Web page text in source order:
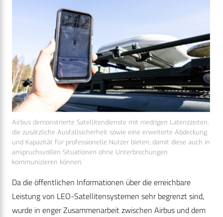
Airbus demonstrierte Satellitendienste mit niedrigen Latenzzeiten,
die zusätzliche Ausfallsicherheit sowie eine erweiterte Abdeckung
und Kapazität für professionelle Nutzer bieten, damit diese auch in
anspruchsvollen Situationen ohne Unterbrechungen
kommunizieren können.
Da die öffentlichen Informationen über die erreichbare
Leistung von LEO-Satellitensystemen sehr begrenzt sind,
wurde in enger Zusammenarbeit zwischen Airbus und dem